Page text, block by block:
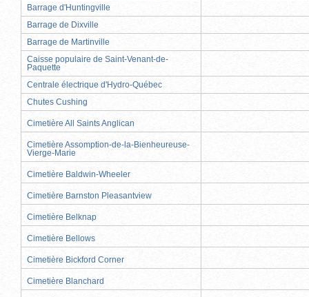
Barrage d'Huntingville
Barrage de Dixville
Barrage de Martinville
Caisse populaire de Saint-Venant-de-
Paquette
Centrale électrique d'Hydro-Québec
Chutes Cushing
Cimetière All Saints Anglican
Cimetière Assomption-de-la-Bienheureuse-
Vierge-Marie
Cimetière Baldwin-Wheeler
Cimetière Barnston Pleasantview
Cimetière Belknap
Cimetière Bellows
Cimetière Bickford Corner
Cimetière Blanchard